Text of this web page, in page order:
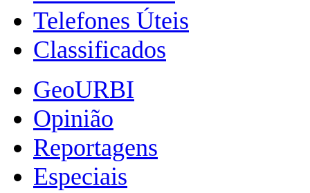
Telefones Úteis
Classificados
GeoURBI
Opinião
Reportagens
Especiais